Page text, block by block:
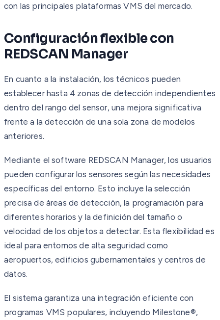
con las principales plataformas VMS del mercado.
Configuración flexible con
REDSCAN Manager
En cuanto a la instalación, los técnicos pueden
establecer hasta 4 zonas de detección independientes
dentro del rango del sensor, una mejora significativa
frente a la detección de una sola zona de modelos
anteriores.
Mediante el software REDSCAN Manager, los usuarios
pueden configurar los sensores según las necesidades
específicas del entorno. Esto incluye la selección
precisa de áreas de detección, la programación para
diferentes horarios y la definición del tamaño o
velocidad de los objetos a detectar. Esta flexibilidad es
ideal para entornos de alta seguridad como
aeropuertos, edificios gubernamentales y centros de
datos.
El sistema garantiza una integración eficiente con
programas VMS populares, incluyendo Milestone®,